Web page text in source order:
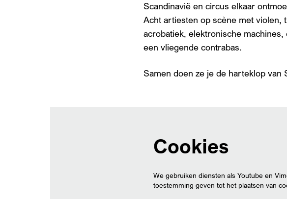
Scandinavië en circus elkaar
Acht artiesten op scène met violen,
acrobatiek, elektronische
een vliegende contrabas.
Samen doen ze je de harteklop van
Cookies
We gebruiken diensten als Youtube en
toestemming geven tot het plaatsen van